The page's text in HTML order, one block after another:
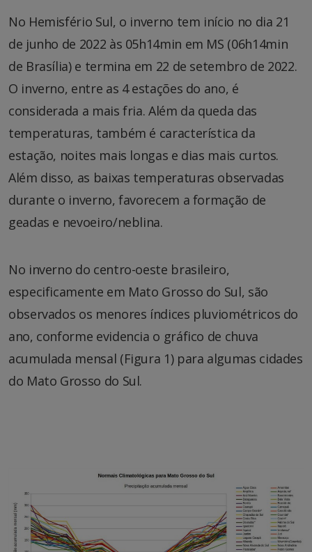
No Hemisfério Sul, o inverno tem início no dia 21
de junho de 2022 às 05h14min em MS (06h14min
de Brasília) e termina em 22 de setembro de 2022.
O inverno, entre as 4 estações do ano, é
considerada a mais fria. Além da queda das
temperaturas, também é característica da
estação, noites mais longas e dias mais curtos.
Além disso, as baixas temperaturas observadas
durante o inverno, favorecem a formação de
geadas e nevoeiro/neblina.
No inverno do centro-oeste brasileiro,
especificamente em Mato Grosso do Sul, são
observados os menores índices pluviométricos do
ano, conforme evidencia o gráfico de chuva
acumulada mensal (Figura 1) para algumas cidades
do Mato Grosso do Sul.